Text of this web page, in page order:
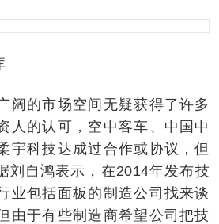
的市场空间无疑获得了许多
人的认可，空中客车、中国中
宇科技达成过合作或协议，但
刘自鸿表示，在2014年发布技
业包括面板的制造公司找来谈
由于有些制造商希望公司把技